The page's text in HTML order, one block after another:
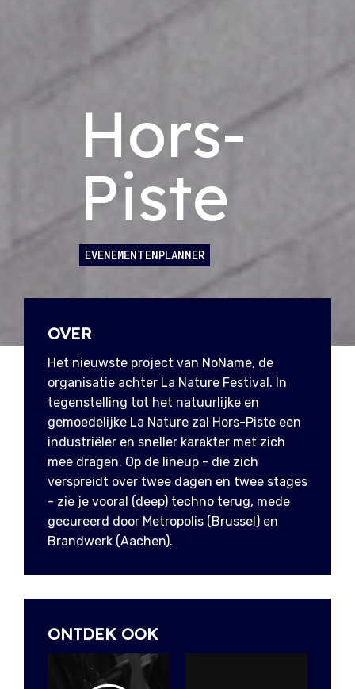
Hors-
Piste
EVENEMENTENPLANNER
OVER
Het nieuwste project van NoName, de
organisatie achter La Nature Festival. In
tegenstelling tot het natuurlijke en
gemoedelijke La Nature zal Hors-Piste een
industriëler en sneller karakter met zich
mee dragen. Op de lineup - die zich
verspreidt over twee dagen en twee stages
- zie je vooral (deep) techno terug, mede
gecureerd door Metropolis (Brussel) en
Brandwerk (Aachen).
ONTDEK OOK